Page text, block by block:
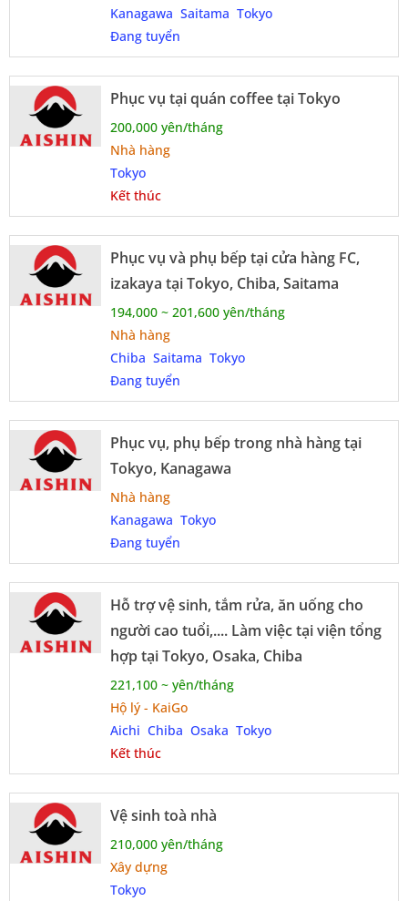
Kanagawa Saitama Tokyo
Đang tuyển
Phục vụ tại quán coffee tại Tokyo
200,000 yên/tháng
Nhà hàng
Tokyo
Kết thúc
Phục vụ và phụ bếp tại cửa hàng FC,
izakaya tại Tokyo, Chiba, Saitama
194,000 ~ 201,600 yên/tháng
Nhà hàng
Chiba Saitama Tokyo
Đang tuyển
Phục vụ, phụ bếp trong nhà hàng tại
Tokyo, Kanagawa
Nhà hàng
Kanagawa Tokyo
Đang tuyển
Hỗ trợ vệ sinh, tắm rửa, ăn uống cho
người cao tuổi,.... Làm việc tại viện tổng
hợp tại Tokyo, Osaka, Chiba
221,100 ~ yên/tháng
Hộ lý - KaiGo
Aichi Chiba Osaka Tokyo
Kết thúc
Vệ sinh toà nhà
210,000 yên/tháng
Xây dựng
Tokyo